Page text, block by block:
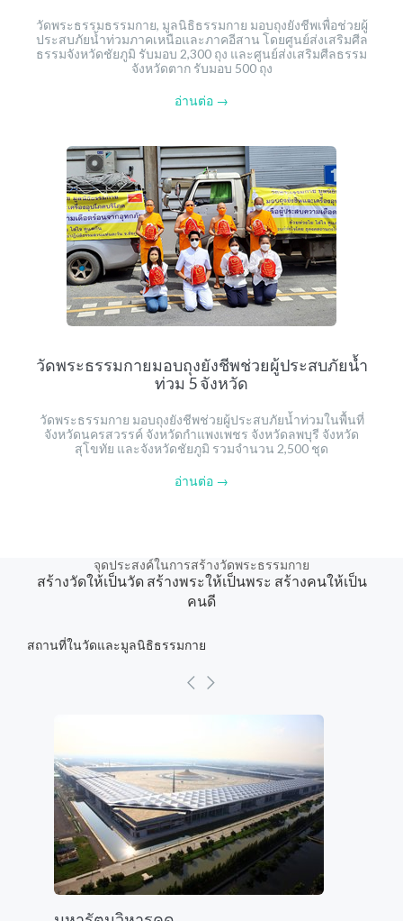
วัดพระธรรมธรรมกาย, มูลนิธิธรรมกาย มอบถุงยังชีพเพื่อช่วยผู้
ประสบภัยน้ำท่วมภาคเหนือและภาคอีสาน โดยศูนย์ส่งเสริมศีล
ธรรมจังหวัดชัยภูมิ รับมอบ 2,300 ถุง และศูนย์ส่งเสริมศีลธรรม
จังหวัดตาก รับมอบ 500 ถุง
อ่านต่อ →
วัดพระธรรมกายมอบถุงยังชีพช่วยผู้ประสบภัยน้ำ
ท่วม 5 จังหวัด
วัดพระธรรมกาย มอบถุงยังชีพช่วยผู้ประสบภัยน้ำท่วมในพื้นที่
จังหวัดนครสวรรค์ จังหวัดกำแพงเพชร จังหวัดลพบุรี จังหวัด
สุโขทัย และจังหวัดชัยภูมิ รวมจำนวน 2,500 ชุด
อ่านต่อ →
จุดประสงค์ในการสร้างวัดพระธรรมกาย
สร้างวัดให้เป็นวัด สร้างพระให้เป็นพระ สร้างคนให้เป็น
คนดี
สถานที่ในวัดและมูลนิธิธรรมกาย